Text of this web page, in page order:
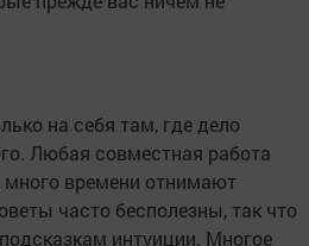
на себя там, где дело
Любая совместная работа
много времени отнимают
часто бесполезны, так что
интуиции. Многое